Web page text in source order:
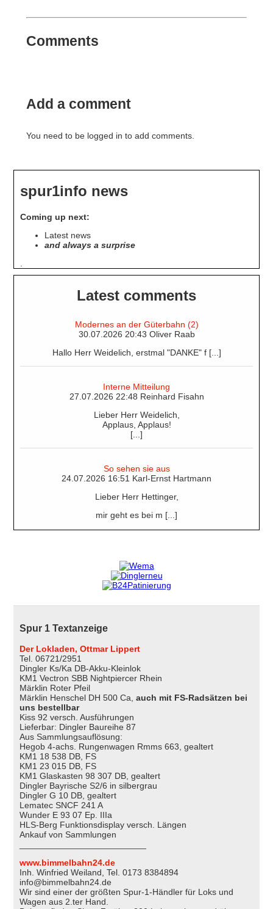
Comments
Add a comment
You need to be logged in to add comments.
spur1info news
Coming up next:
Latest news
and always a surprise
Latest comments
Modernes an der Güterbahn (2)
30.07.2026 20:43 Oliver Raab
Hallo Herr Weidelich, erstmal "DANKE" f [...]
Interne Mitteilung
27.07.2026 22:48 Reinhard Fisahn
Lieber Herr Weidelich,
Applaus, Applaus!
[...]
So sehen sie aus
24.07.2026 16:51 Karl-Ernst Hartmann
Lieber Herr Hettinger,
mir geht es bei m [...]
Spur 1 Textanzeige
Der Lokladen, Ottmar Lippert
Tel. 06721/2951
Dingler Ks/Ka DB-Akku-Kleinlok
KM1 Vectron SBB Nightpiercer Rhein
Märklin Roter Pfeil
Märklin Henschel DH 500 Ca,auch mit FS-Radsätzen bei
uns bestellbar
Kiss 92 versch. Ausführungen
Lieferbar: Dingler Baureihe 87
Aus Sammlungsauflösung:
Hegob 4-achs. Rungenwagen Rmms 663, gealtert
KM1 18 538 DB, FS
KM1 23 015 DB, FS
KM1 Glaskasten 98 307 DB, gealtert
Dingler Bayrische S2/6 in silbergrau
Dingler G 10 DB, gealtert
Lematec SNCF 241 A
Wunder E 93 07 Ep. IIIa
HLS-Berg Funktionsdisplay versch. Längen
Ankauf von Sammlungen
www.bimmelbahn24.de
Inh. Winfried Weiland, Tel. 0173 8384894
info@bimmelbahn24.de
Wir sind einer der größten Spur-1-Händler für Loks und
Wagen aus 2.ter Hand.